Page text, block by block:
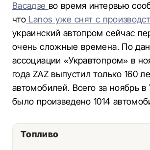
Васадзе во время интервью
что Lanos уже снят с
украинский автопром сейчас
очень сложные времена. По
ассоциации «Укравтопром» в
года ZAZ выпустил только 160
автомобилей. Всего за ноябрь в
было произведено 1014
Топливо